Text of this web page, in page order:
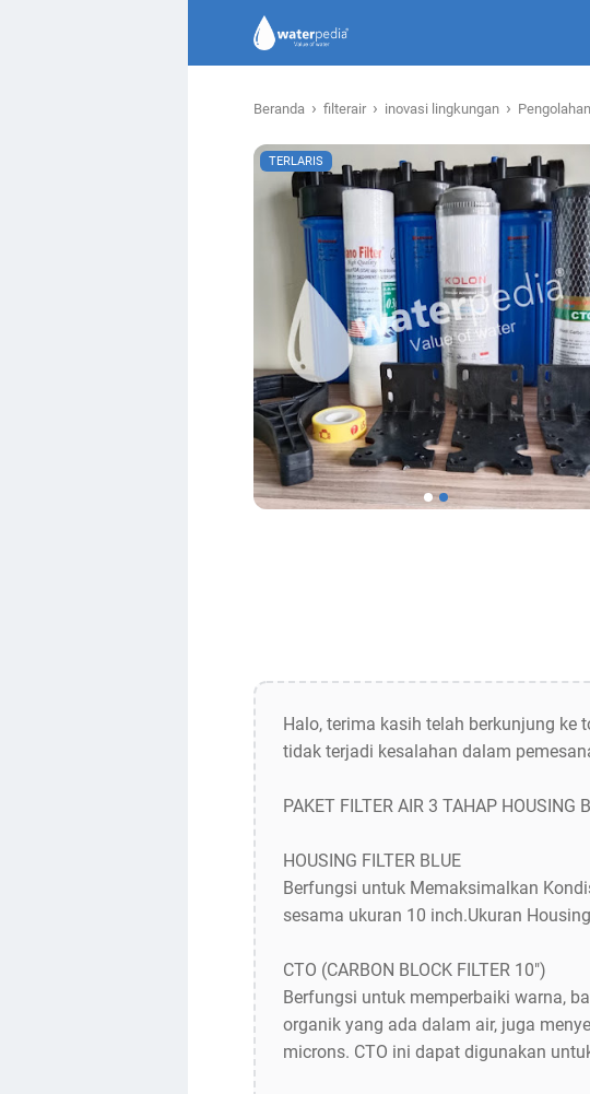
Beranda › filterair › inovasi lingkungan ›
TERLARIS
Halo, terima kasih telah berkunjung ke
tidak terjadi kesalahan dalam
PAKET FILTER AIR 3 TAHAP HOUSING
HOUSING FILTER BLUE
Berfungsi untuk Memaksimalkan
sesama ukuran 10 inch.Ukuran
CTO (CARBON BLOCK FILTER 10")
Berfungsi untuk memperbaiki warna,
organik yang ada dalam air, juga
microns. CTO ini dapat digunakan